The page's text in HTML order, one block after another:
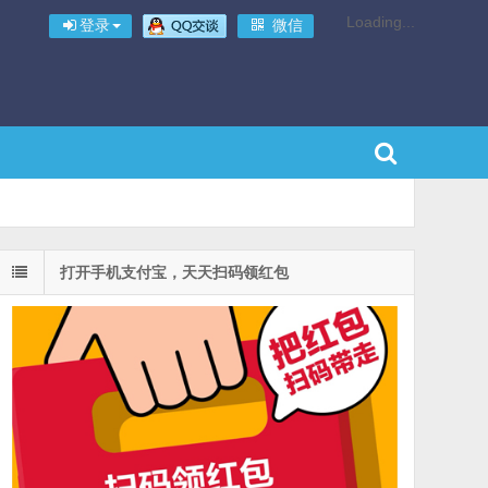
登录 微信 Loading...
打开手机支付宝，天天扫码领红包